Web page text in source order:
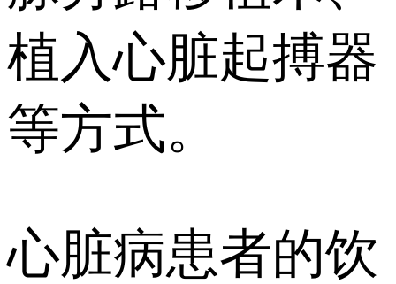
植入心脏起搏器
等方式。
心脏病患者的饮